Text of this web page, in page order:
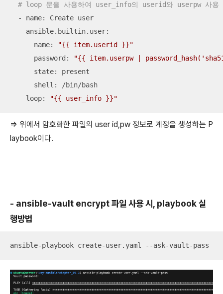
# loop 문을 사용하여 user_info의 userid와 userpw 사용
  - name: Create user
    ansible.builtin.user:
      name:
"{{ item.userid }}"
      password:
"{{ item.userpw |
      state: present
      shell: /bin/bash
    loop:
"{{ user_info }}"
=> 위에서 암호화한 파일의 user id,pw 정보로 계정을 생성하는 P
laybook이다.
- ansible-vault encrypt 파일 사용 시, playbook 실
행방법
ansible-playbook create-user.yaml --ask-vault-pass